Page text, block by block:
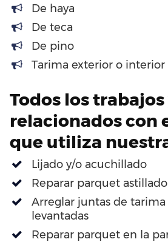
De haya
De teca
De pino
Tarima exterior o interior
Todos los
relacionados con
que utiliza
Lijado y/o acuchillado
Reparar parquet astillado
Arreglar juntas de
levantadas
Reparar parquet en la